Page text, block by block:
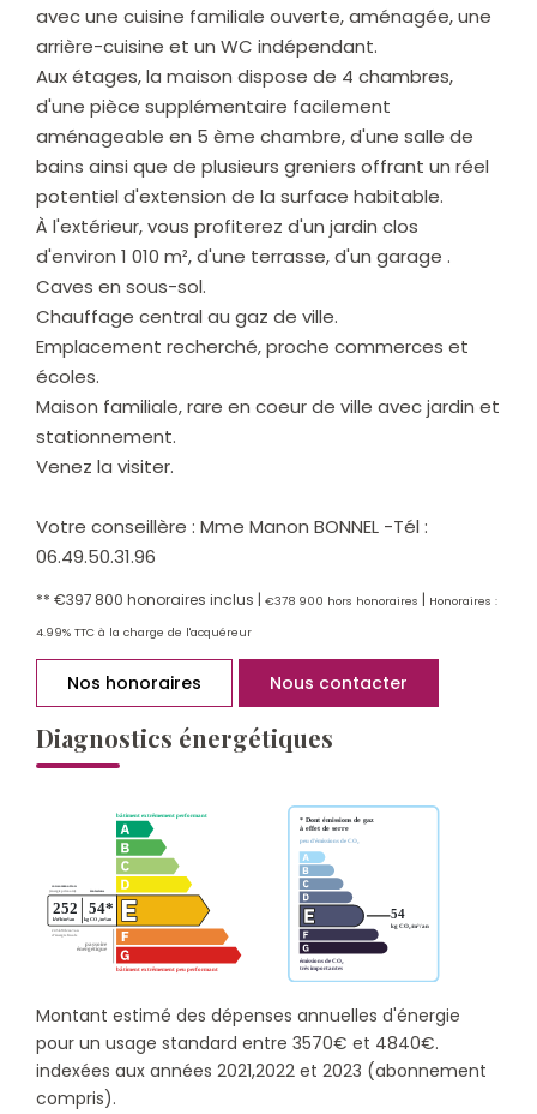
avec une cuisine familiale ouverte, aménagée, une
arrière-cuisine et un WC indépendant.
Aux étages, la maison dispose de 4 chambres,
d'une pièce supplémentaire facilement
aménageable en 5 ème chambre, d'une salle de
bains ainsi que de plusieurs greniers offrant un réel
potentiel d'extension de la surface habitable.
À l'extérieur, vous profiterez d'un jardin clos
d'environ 1 010 m², d'une terrasse, d'un garage .
Caves en sous-sol.
Chauffage central au gaz de ville.
Emplacement recherché, proche commerces et
écoles.
Maison familiale, rare en coeur de ville avec jardin et
stationnement.
Venez la visiter.
Votre conseillère : Mme Manon BONNEL -Tél :
06.49.50.31.96
** €397 800 honoraires inclus | €378 900 hors honoraires | Honoraires :
4.99% TTC à la charge de l'acquéreur
Nos honoraires Nous contacter
Diagnostics énergétiques
Montant estimé des dépenses annuelles d'énergie
pour un usage standard entre 3570€ et 4840€.
indexées aux années 2021,2022 et 2023 (abonnement
compris).